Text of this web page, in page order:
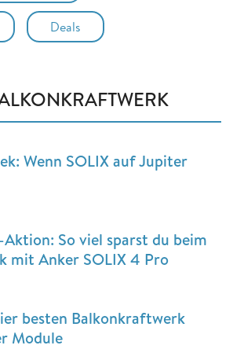
Deals
Wenn SOLIX auf Jupiter
So viel sparst du beim
mit Anker SOLIX 4 Pro
besten Balkonkraftwerk
Module